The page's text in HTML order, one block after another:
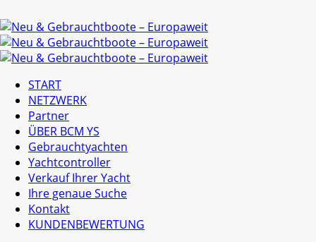
START
NETZWERK
Partner
ÜBER BCM YS
Gebrauchtyachten
Yachtcontroller
Verkauf Ihrer Yacht
Ihre genaue Suche
Kontakt
KUNDENBEWERTUNG